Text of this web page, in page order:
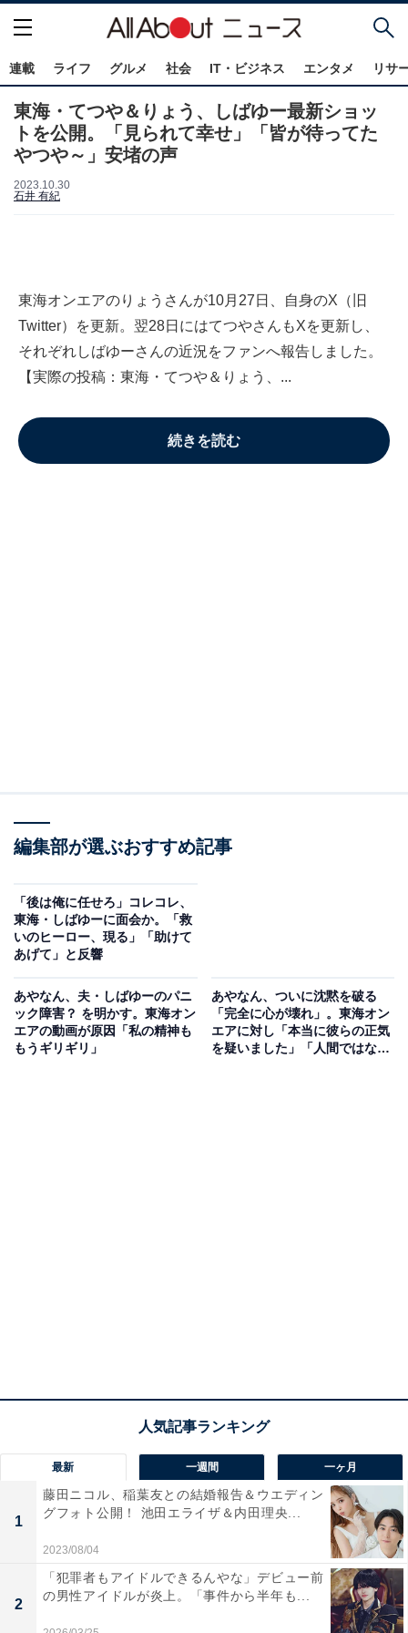
連載 ライフ グルメ 社会 IT・ビジネス エンタメ リサ
東海・てつや＆りょう、しばゆー最新ショッ
トを公開。「見られて幸せ」「皆が待ってた
やつや～」安堵の声
2023.10.30
石井 有紀
東海オンエアのりょうさんが10月27日、自身のX（旧
Twitter）を更新。翌28日にはてつやさんもXを更新し、
それぞれしばゆーさんの近況をファンへ報告しました。
【実際の投稿：東海・てつや＆りょう、...
続きを読む
編集部が選ぶおすすめ記事
「後は俺に任せろ」コレコレ、
東海・しばゆーに面会か。「救
いのヒーロー、現る」「助けて
あげて」と反響
あやなん、夫・しばゆーのパニ
ック障害？ を明かす。東海オン
エアの動画が原因「私の精神も
もうギリギリ」
あやなん、ついに沈黙を破る
「完全に心が壊れ」。東海オン
エアに対し「本当に彼らの正気
を疑いました」「人間ではな
最新 一週間 一ヶ月
1
藤田ニコル、稲葉友との結婚報告＆ウエディン
グフォト公開！ 池田エライザ＆内田理央...
2023/08/04
2
「犯罪者もアイドルできるんやな」デビュー前
の男性アイドルが炎上。「事件から半年も...